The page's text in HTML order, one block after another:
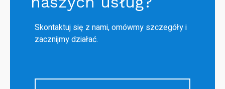
Skontaktuj się z nami, omówmy szczegóły i
zacznijmy działać.